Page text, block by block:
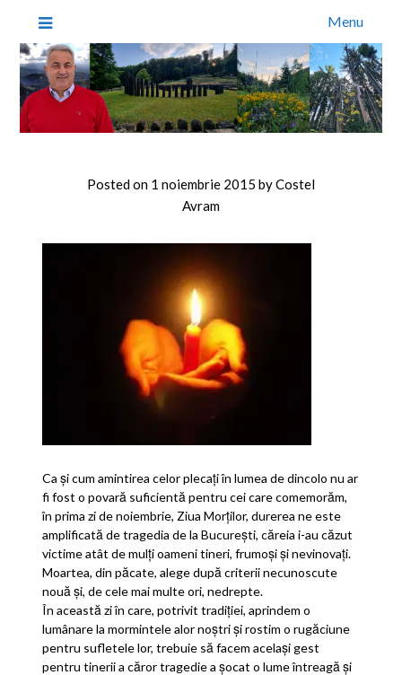
Menu
Posted on 1 noiembrie 2015 byCostel
Avram
Ca și cum amintirea celor plecați în lumea de dincolo nu ar
fi fost o povară suficientă pentru cei care comemorăm,
în prima zi de noiembrie, Ziua Morților, durerea ne este
amplificată de tragedia de la București, căreia i-au căzut
victime atât de mulți oameni tineri, frumoși și nevinovați.
Moartea, din păcate, alege după criterii necunoscute
nouă și, de cele mai multe ori, nedrepte.
În această zi în care, potrivit tradiției, aprindem o
lumânare la mormintele alor noștri și rostim o rugăciune
pentru sufletele lor, trebuie să facem același gest
pentru tinerii a căror tragedie a șocat o lume întreagă și